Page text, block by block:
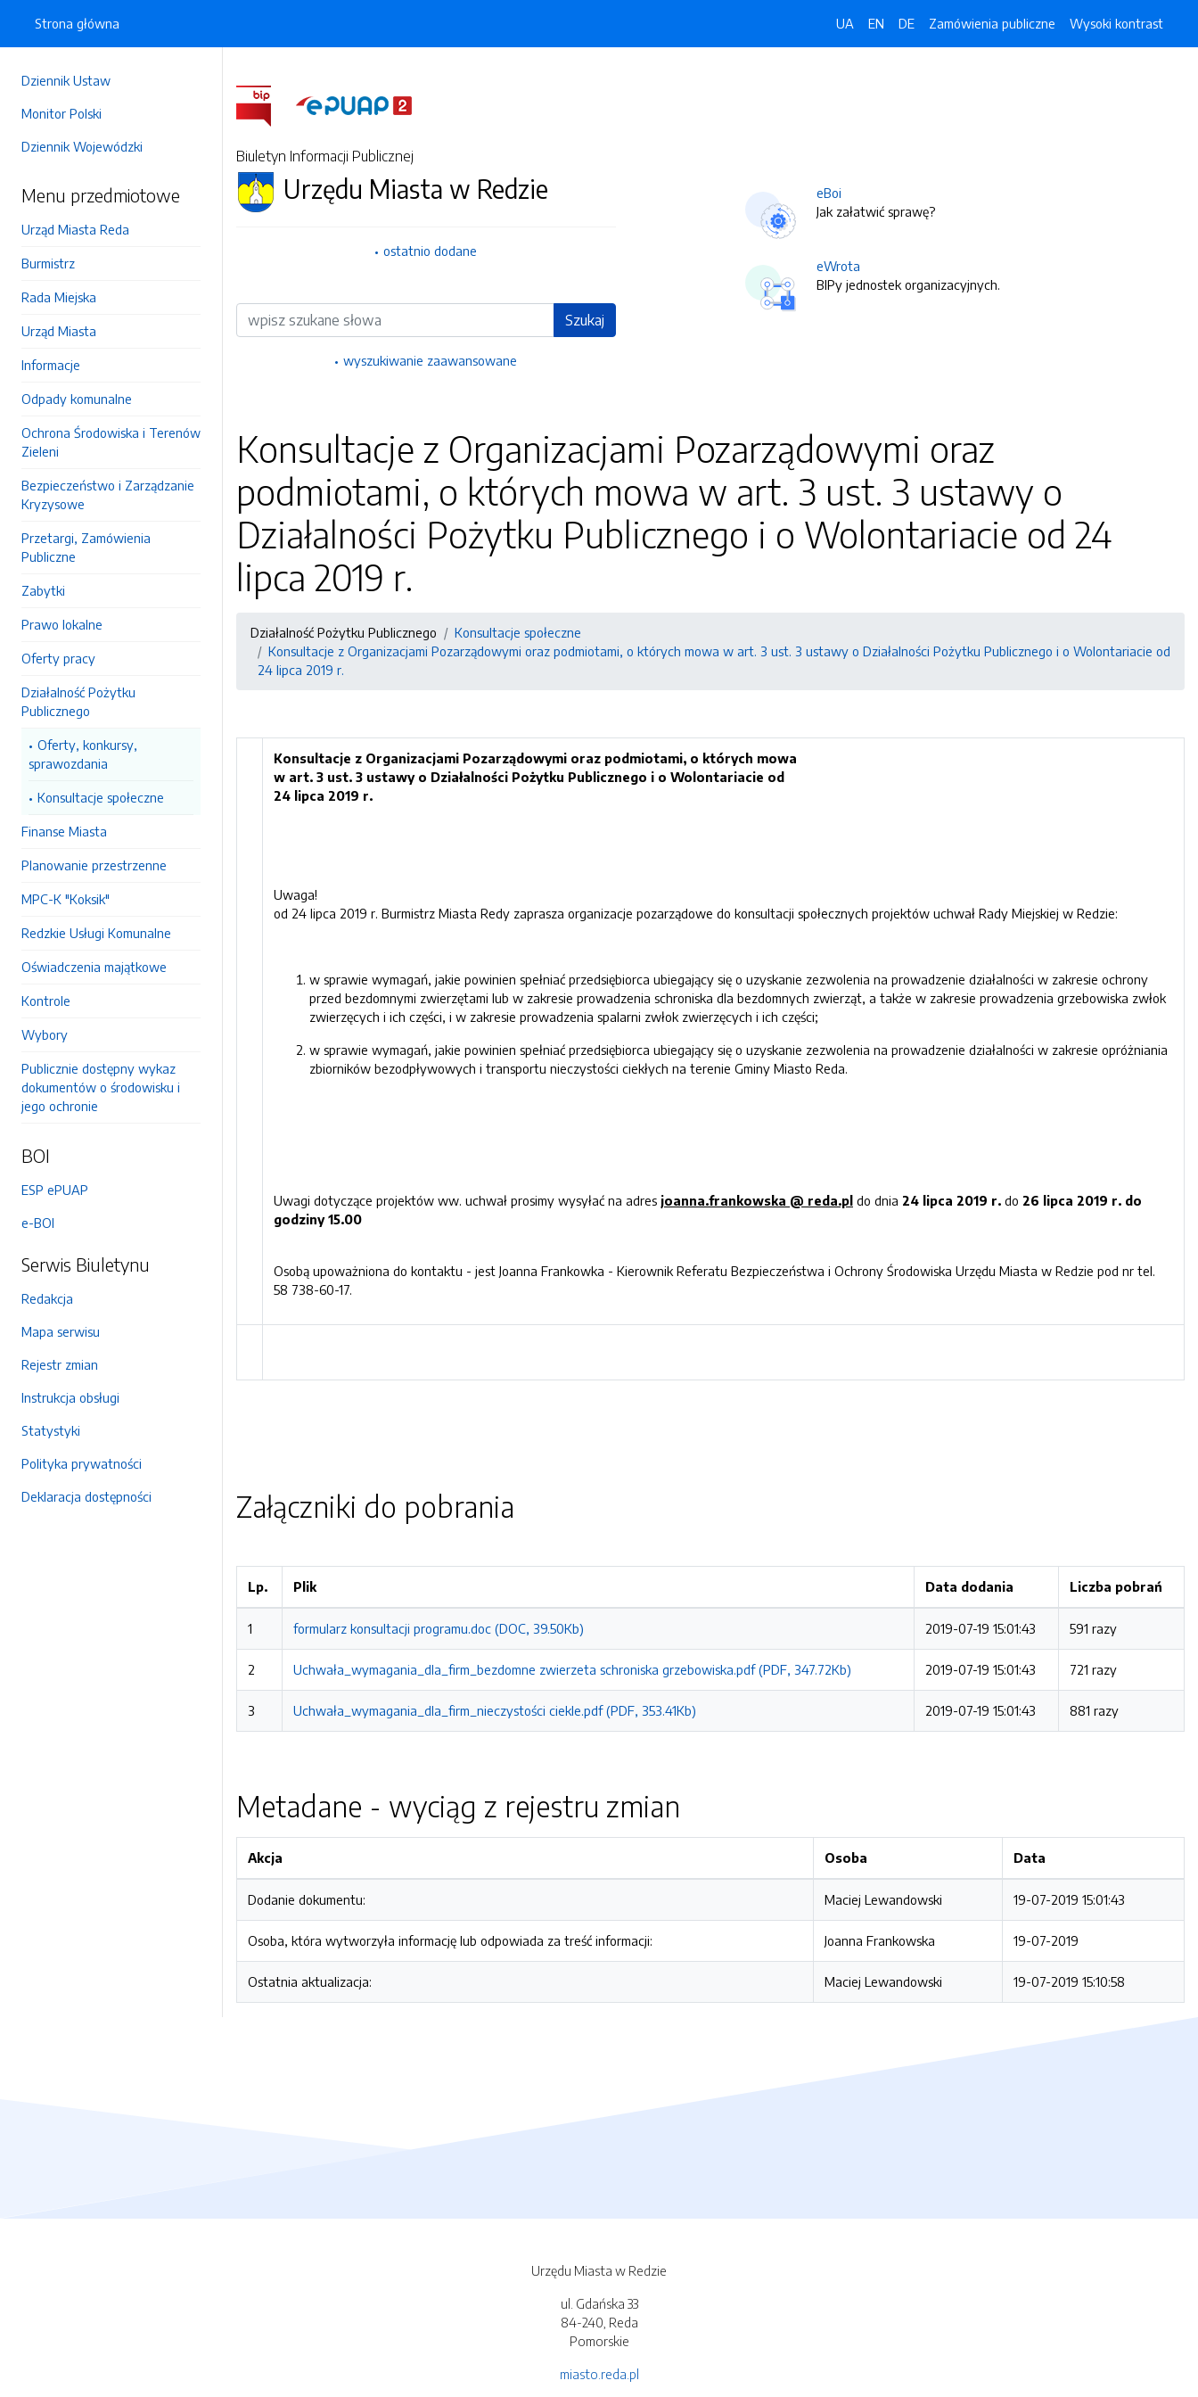
Dziennik Ustaw
Monitor Polski
Dziennik Wojewódzki
Menu przedmiotowe
Urząd Miasta Reda
Burmistrz
Rada Miejska
Urząd Miasta
Informacje
Odpady komunalne
Ochrona Środowiska i Terenów
Zieleni
Bezpieczeństwo i Zarządzanie
Kryzysowe
Przetargi, Zamówienia
Publiczne
Zabytki
Prawo lokalne
Oferty pracy
Działalność Pożytku
Publicznego
Oferty, konkursy,
sprawozdania
Konsultacje społeczne
Finanse Miasta
Planowanie przestrzenne
MPC-K "Koksik"
Redzkie Usługi Komunalne
Oświadczenia majątkowe
Kontrole
Wybory
Publicznie dostępny wykaz
dokumentów o środowisku i
jego ochronie
BOI
ESP ePUAP
e-BOI
Serwis Biuletynu
Redakcja
Mapa serwisu
Rejestr zmian
Instrukcja obsługi
Statystyki
Polityka prywatności
Deklaracja dostępności
Strona główna UA EN DE Zamówienia publiczne Wysoki kontrast
Biuletyn Informacji Publicznej
Urzędu Miasta w Redzie
ostatnio dodane
Wyszukiwarka Szukaj
wyszukiwanie zaawansowane
eBoi
Jak załatwić sprawę?
eWrota
BIPy jednostek organizacyjnych.
Konsultacje z Organizacjami Pozarządowymi oraz
podmiotami, o których mowa w art. 3 ust. 3 ustawy o
Działalności Pożytku Publicznego i o Wolontariacie od 24
lipca 2019 r.
Działalność Pożytku Publicznego
Konsultacje społeczne
Konsultacje z Organizacjami Pozarządowymi oraz podmiotami, o których mowa w art. 3 ust. 3 ustawy o Działalności Pożytku Publicznego i o Wolontariacie od
24 lipca 2019 r.
Konsultacje z Organizacjami Pozarządowymi oraz podmiotami, o których mowa
w art. 3 ust. 3 ustawy o Działalności Pożytku Publicznego i o Wolontariacie od
24 lipca 2019 r.
Uwaga!
od 24 lipca 2019 r. Burmistrz Miasta Redy zaprasza organizacje pozarządowe do konsultacji społecznych projektów uchwał Rady Miejskiej w Redzie:
w sprawie wymagań, jakie powinien spełniać przedsiębiorca ubiegający się o uzyskanie zezwolenia na prowadzenie działalności w zakresie ochrony
przed bezdomnymi zwierzętami lub w zakresie prowadzenia schroniska dla bezdomnych zwierząt, a także w zakresie prowadzenia grzebowiska zwłok
zwierzęcych i ich części, i w zakresie prowadzenia spalarni zwłok zwierzęcych i ich części;
w sprawie wymagań, jakie powinien spełniać przedsiębiorca ubiegający się o uzyskanie zezwolenia na prowadzenie działalności w zakresie opróżniania
zbiorników bezodpływowych i transportu nieczystości ciekłych na terenie Gminy Miasto Reda.
Uwagi dotyczące projektów ww. uchwał prosimy wysyłać na adres joanna.frankowska @ reda.pl do dnia 24 lipca 2019 r. do 26 lipca 2019 r. do
godziny 15.00
Osobą upoważniona do kontaktu - jest Joanna Frankowka - Kierownik Referatu Bezpieczeństwa i Ochrony Środowiska Urzędu Miasta w Redzie pod nr tel.
58 738-60-17.
Załączniki do pobrania
Lp. Plik Data dodania Liczba pobrań
1 formularz konsultacji programu.doc (DOC, 39.50Kb) 2019-07-19 15:01:43 591 razy
2 Uchwała_wymagania_dla_firm_bezdomne zwierzeta schroniska grzebowiska.pdf (PDF, 347.72Kb) 2019-07-19 15:01:43 721 razy
3 Uchwała_wymagania_dla_firm_nieczystości ciekle.pdf (PDF, 353.41Kb) 2019-07-19 15:01:43 881 razy
Metadane - wyciąg z rejestru zmian
Akcja Osoba Data
Dodanie dokumentu: Maciej Lewandowski 19-07-2019 15:01:43
Osoba, która wytworzyła informację lub odpowiada za treść informacji: Joanna Frankowska 19-07-2019
Ostatnia aktualizacja: Maciej Lewandowski 19-07-2019 15:10:58
Urzędu Miasta w Redzie
ul. Gdańska 33
84-240, Reda
Pomorskie
miasto.reda.pl